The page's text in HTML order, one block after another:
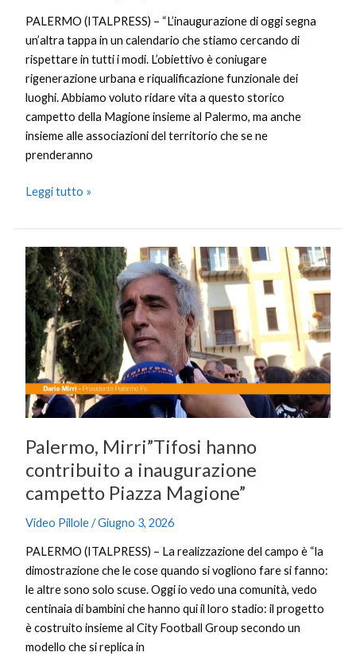
PALERMO (ITALPRESS) – “L’inaugurazione di oggi segna
un’altra tappa in un calendario che stiamo cercando di
rispettare in tutti i modi. L’obiettivo è coniugare
rigenerazione urbana e riqualificazione funzionale dei
luoghi. Abbiamo voluto ridare vita a questo storico
campetto della Magione insieme al Palermo, ma anche
insieme alle associazioni del territorio che se ne
prenderanno
Leggi tutto »
Palermo, Mirri”Tifosi hanno
contribuito a inaugurazione
campetto Piazza Magione”
Video Pillole/Giugno 3, 2026
PALERMO (ITALPRESS) – La realizzazione del campo è “la
dimostrazione che le cose quando si vogliono fare si fanno:
le altre sono solo scuse. Oggi io vedo una comunità, vedo
centinaia di bambini che hanno qui il loro stadio: il progetto
è costruito insieme al City Football Group secondo un
modello che si replica in
Palermo,
Mirri”Tifosi
hanno
contribuito
a
inaugurazione
campetto
Piazza
Magione”